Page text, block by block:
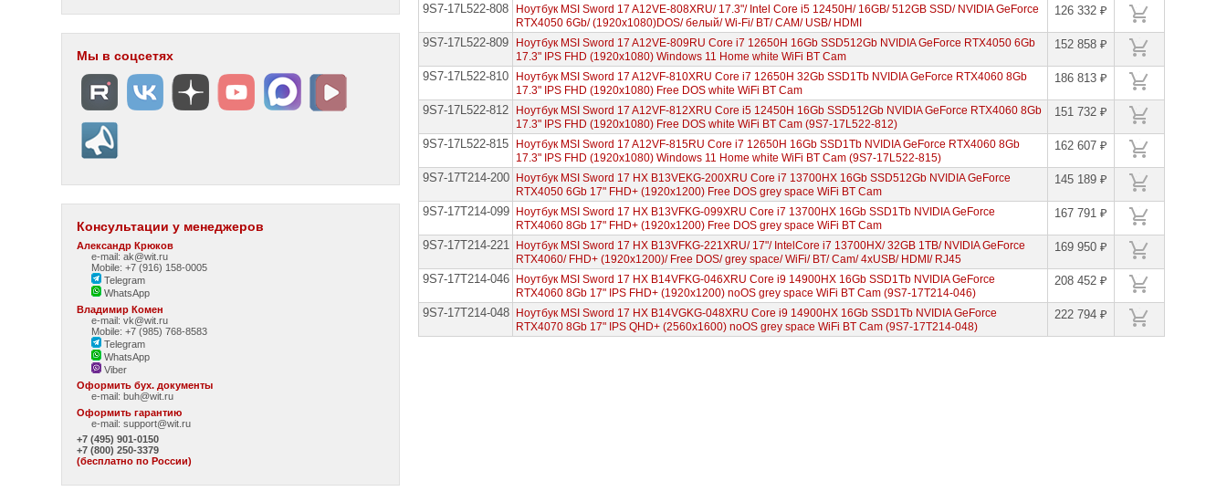
Мы в соцсетях
Консультации у менеджеров
Александр Крюков
e-mail: ak@wit.ru
Mobile: +7 (916) 158-0005
Telegram
WhatsApp
Владимир Комен
e-mail: vk@wit.ru
Mobile: +7 (985) 768-8583
Telegram
WhatsApp
Viber
Оформить бух. документы
e-mail:buh@wit.ru
Оформить гарантию
e-mail:support@wit.ru
+7 (495) 901-0150
+7 (800) 250-3379
(бесплатно по России)
9S7-17L522-808
Ноутбук MSI Sword 17 A12VE-808XRU/ 17.3"/ Intel Core i5 12450H/ 16GB/ 512GB SSD/ NVIDIA GeForce
RTX4050 6Gb/ (1920x1080)DOS/ белый/ Wi-Fi/ BT/ CAM/ USB/ HDMI
126 332 ₽
9S7-17L522-809
Ноутбук MSI Sword 17 A12VE-809RU Core i7 12650H 16Gb SSD512Gb NVIDIA GeForce RTX4050 6Gb
17.3" IPS FHD (1920x1080) Windows 11 Home white WiFi BT Cam
152 858 ₽
9S7-17L522-810
Ноутбук MSI Sword 17 A12VF-810XRU Core i7 12650H 32Gb SSD1Tb NVIDIA GeForce RTX4060 8Gb
17.3" IPS FHD (1920x1080) Free DOS white WiFi BT Cam
186 813 ₽
9S7-17L522-812
Ноутбук MSI Sword 17 A12VF-812XRU Core i5 12450H 16Gb SSD512Gb NVIDIA GeForce RTX4060 8Gb
17.3" IPS FHD (1920x1080) Free DOS white WiFi BT Cam (9S7-17L522-812)
151 732 ₽
9S7-17L522-815
Ноутбук MSI Sword 17 A12VF-815RU Core i7 12650H 16Gb SSD1Tb NVIDIA GeForce RTX4060 8Gb
17.3" IPS FHD (1920x1080) Windows 11 Home white WiFi BT Cam (9S7-17L522-815)
162 607 ₽
9S7-17T214-200
Ноутбук MSI Sword 17 HX B13VEKG-200XRU Core i7 13700HX 16Gb SSD512Gb NVIDIA GeForce
RTX4050 6Gb 17" FHD+ (1920x1200) Free DOS grey space WiFi BT Cam
145 189 ₽
9S7-17T214-099
Ноутбук MSI Sword 17 HX B13VFKG-099XRU Core i7 13700HX 16Gb SSD1Tb NVIDIA GeForce
RTX4060 8Gb 17" FHD+ (1920x1200) Free DOS grey space WiFi BT Cam
167 791 ₽
9S7-17T214-221
Ноутбук MSI Sword 17 HX B13VFKG-221XRU/ 17"/ IntelCore i7 13700HX/ 32GB 1TB/ NVIDIA GeForce
RTX4060/ FHD+ (1920x1200)/ Free DOS/ grey space/ WiFi/ BT/ Cam/ 4xUSB/ HDMI/ RJ45
169 950 ₽
9S7-17T214-046
Ноутбук MSI Sword 17 HX B14VFKG-046XRU Core i9 14900HX 16Gb SSD1Tb NVIDIA GeForce
RTX4060 8Gb 17" IPS FHD+ (1920x1200) noOS grey space WiFi BT Cam (9S7-17T214-046)
208 452 ₽
9S7-17T214-048
Ноутбук MSI Sword 17 HX B14VGKG-048XRU Core i9 14900HX 16Gb SSD1Tb NVIDIA GeForce
RTX4070 8Gb 17" IPS QHD+ (2560x1600) noOS grey space WiFi BT Cam (9S7-17T214-048)
222 794 ₽